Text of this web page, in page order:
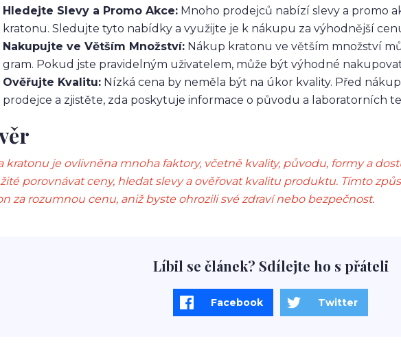
Hledejte Slevy a Promo Akce: Mnoho prodejců nabízí slevy a promo
kratonu. Sledujte tyto nabídky a využijte je k nákupu za výhodnější
Nakupujte ve Větším Množství: Nákup kratonu ve větším množství
gram. Pokud jste pravidelným uživatelem, může být výhodné
Ověřujte Kvalitu: Nízká cena by neměla být na úkor kvality. Před
prodejce a zjistěte, zda poskytuje informace o původu a laboratorních
kratonu je ovlivněna mnoha faktory, včetně kvality, původu, formy a
porovnávat ceny, hledat slevy a ověřovat kvalitu produktu. Tímto
za rozumnou cenu, aniž byste ohrozili své zdraví nebo bezpečnost.
Líbil se článek? Sdílejte ho s přáteli
Facebook Twitter